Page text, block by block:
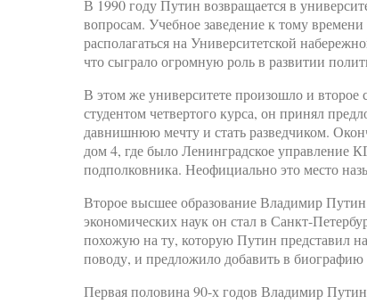
В 1990 году Путин возвращается в
вопросам. Учебное заведение к тому
располагаться на Университетской
что сыграло огромную роль в развитии
В этом же университете произошло и
студентом четвертого курса, он принял
давнишнюю мечту и стать разведчиком.
дом 4, где было Ленинградское управление
подполковника. Неофициально это место
Второе высшее образование Владимир
экономических наук он стал в Санкт-
похожую на ту, которую Путин представил
поводу, и предложило добавить в
Первая половина 90-х годов Владимир